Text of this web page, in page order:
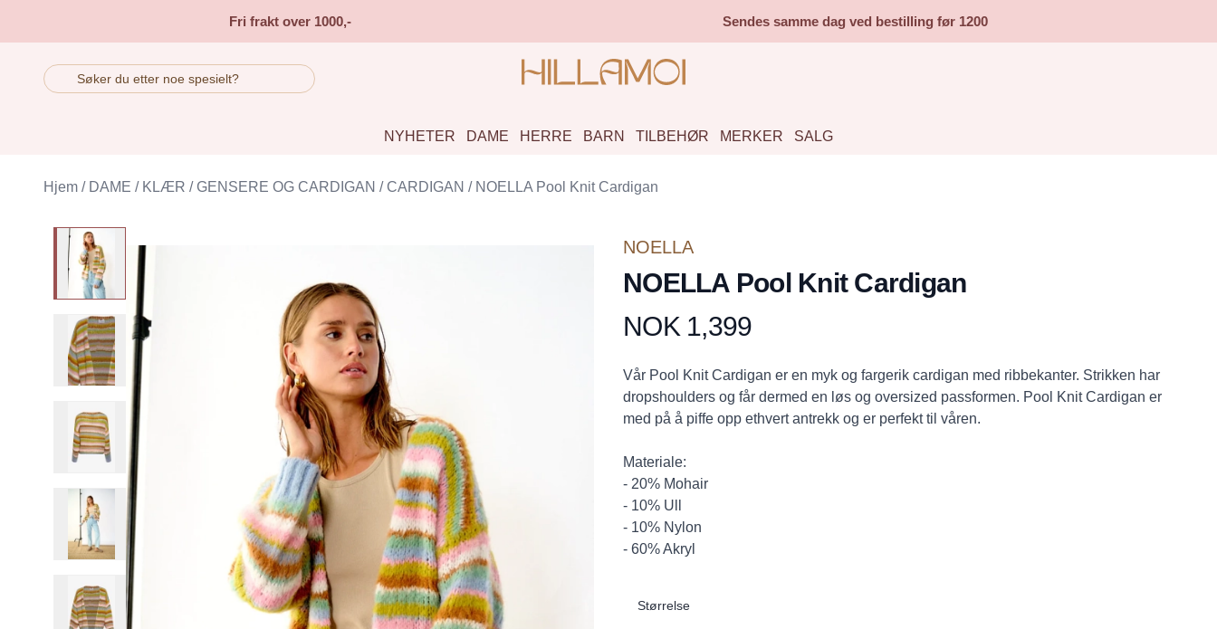
Fri frakt over 1000,- Sendes samme dag ved bestilling før 1200
NYHETER DAME HERRE BARN TILBEHØR MERKER SALG
Hjem / DAME / KLÆR / GENSERE OG CARDIGAN / CARDIGAN / NOELLA Pool Knit Cardigan
NOELLA
NOELLA Pool Knit Cardigan
Produktdetaljer
NOK 1,399
Description
Vår Pool Knit Cardigan er en myk og fargerik cardigan med ribbekanter. Strikken har
dropshoulders og får dermed en løs og oversized passformen. Pool Knit Cardigan er
med på å piffe opp ethvert antrekk og er perfekt til våren.
Materiale:
- 20% Mohair
- 10% Ull
- 10% Nylon
- 60% Akryl
Størrelse